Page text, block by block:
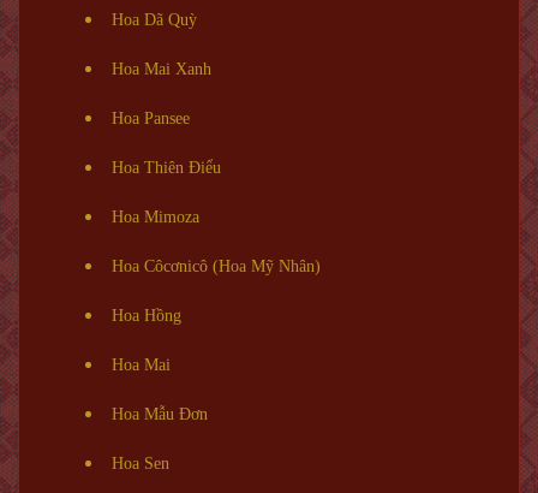
Hoa Dã Quỳ
Hoa Mai Xanh
Hoa Pansee
Hoa Thiên Điểu
Hoa Mimoza
Hoa Côcơnicô (Hoa Mỹ Nhân)
Hoa Hồng
Hoa Mai
Hoa Mẫu Đơn
Hoa Sen